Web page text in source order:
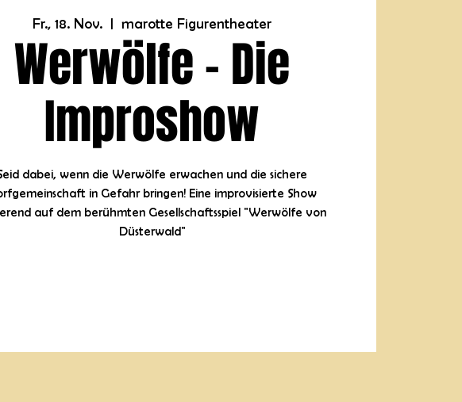
Fr., 18. Nov.
  |
marotte Figurentheater
Werwölfe - Die
Improshow
dabei, wenn die Werwölfe erwachen und die sichere
in Gefahr bringen! Eine improvisierte Show
auf dem berühmten Gesellschaftsspiel "Werwölfe von